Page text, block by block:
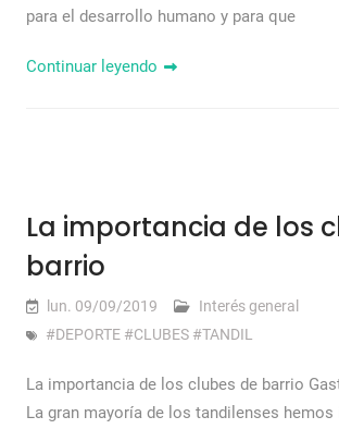
para el desarrollo humano y para que
Continuar leyendo
La importancia de los
barrio
lun. 09/09/2019
Interés general
#DEPORTE #CLUBES #TANDIL
La importancia de los clubes de barrio
La gran mayoría de los tandilenses hemos